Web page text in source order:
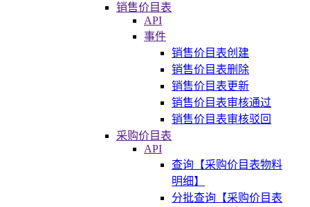
销售价目表
API
事件
销售价目表创建
销售价目表删除
销售价目表更新
销售价目表审核通过
销售价目表审核驳回
采购价目表
API
查询【采购价目表物料
明细】
分批查询【采购价目表